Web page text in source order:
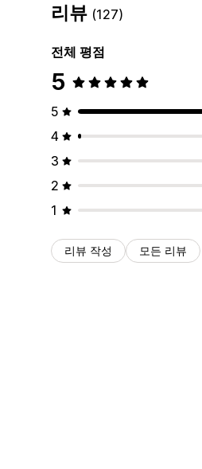
리뷰 (127)
전체 평점
5
5
4
3
2
1
리뷰 작성 모든 리뷰